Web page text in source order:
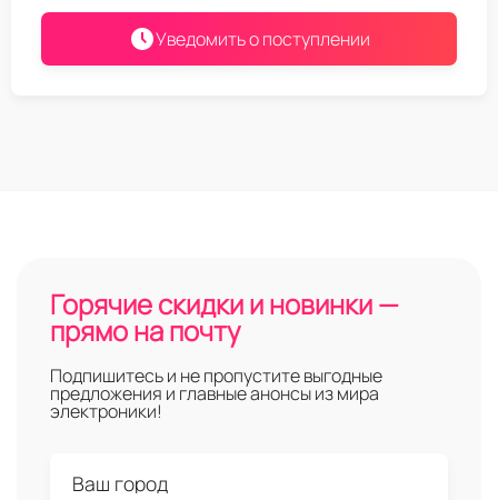
Уведомить о поступлении
Горячие скидки и новинки —
прямо на почту
Подпишитесь и не пропустите выгодные
предложения и главные анонсы из мира
электроники!